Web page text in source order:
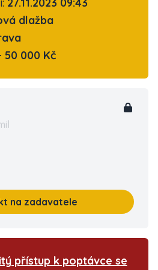
27.11.2023 09:43
dlažba
50 000 Kč
na zadavatele
přístup k poptávce se